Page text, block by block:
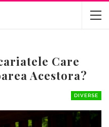
Care
Acestora?
DIVERSE